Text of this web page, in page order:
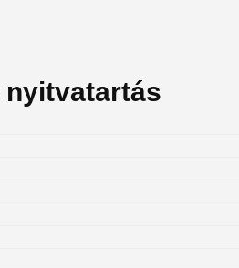
nyitvatartás